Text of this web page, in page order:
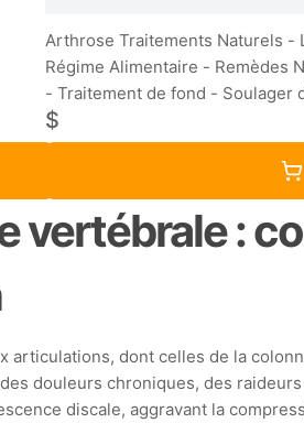
Arthrose Traitements Naturels -
Régime Alimentaire - Remèdes
- Traitement de fond - Soulager
Genou - Poignet - Hanche
$
vertébrale :
articulations, dont celles de la
douleurs chroniques, des
discale, aggravant la